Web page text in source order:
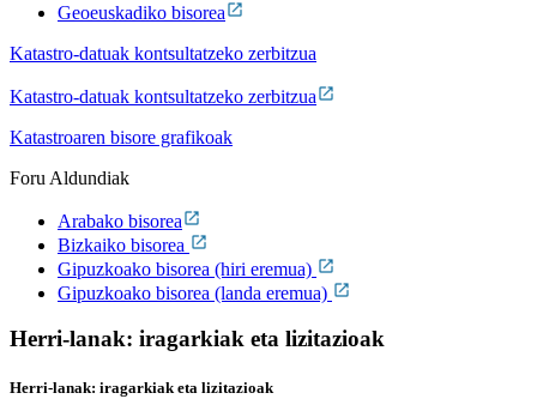
Geoeuskadiko bisorea
Katastro-datuak kontsultatzeko zerbitzua
Katastro-datuak kontsultatzeko zerbitzua
Katastroaren bisore grafikoak
Foru Aldundiak
Arabako bisorea
Bizkaiko bisorea
Gipuzkoako bisorea (hiri eremua)
Gipuzkoako bisorea (landa eremua)
Herri-lanak: iragarkiak eta lizitazioak
Herri-lanak: iragarkiak eta lizitazioak